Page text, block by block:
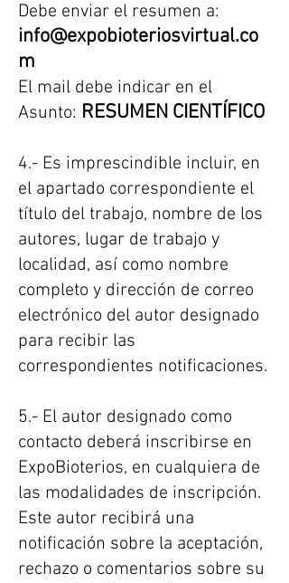
Debe enviar el resumen a:
info@expobioteriosvirtual.co
m
El mail debe indicar en el
Asunto: RESUMEN CIENTÍFICO
4.- Es imprescindible incluir, en
el apartado correspondiente el
título del trabajo, nombre de los
autores, lugar de trabajo y
localidad, así como nombre
completo y dirección de correo
electrónico del autor designado
para recibir las
correspondientes notificaciones.
5.- El autor designado como
contacto deberá inscribirse en
ExpoBioterios, en cualquiera de
las modalidades de inscripción.
Este autor recibirá una
notificación sobre la aceptación,
rechazo o comentarios sobre su